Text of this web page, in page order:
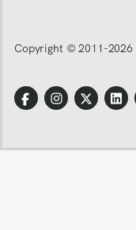
Copyright © 2011-2026